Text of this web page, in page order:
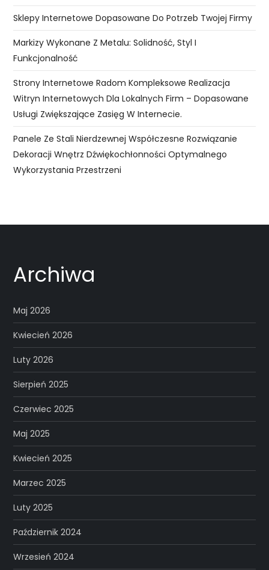
Sklepy Internetowe Dopasowane Do Potrzeb Twojej Firmy
Markizy Wykonane Z Metalu: Solidność, Styl I
Funkcjonalność
Strony Internetowe Radom Kompleksowe Realizacja
Witryn Internetowych Dla Lokalnych Firm – Dopasowane
Usługi Zwiększające Zasięg W Internecie.
Panele Ze Stali Nierdzewnej Współczesne Rozwiązanie
Dekoracji Wnętrz Dźwiękochłonności Optymalnego
Wykorzystania Przestrzeni
Archiwa
Maj 2026
Kwiecień 2026
Luty 2026
Sierpień 2025
Czerwiec 2025
Maj 2025
Kwiecień 2025
Marzec 2025
Luty 2025
Październik 2024
Wrzesień 2024